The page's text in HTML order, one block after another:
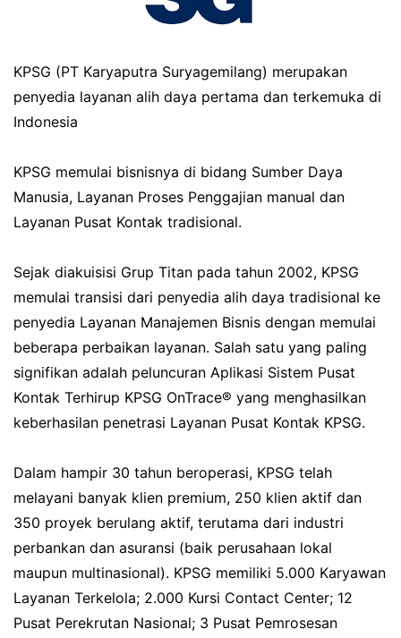
KPSG (PT Karyaputra Suryagemilang) merupakan
penyedia layanan alih daya pertama dan terkemuka di
Indonesia
KPSG memulai bisnisnya di bidang Sumber Daya
Manusia, Layanan Proses Penggajian manual dan
Layanan Pusat Kontak tradisional.
Sejak diakuisisi Grup Titan pada tahun 2002, KPSG
memulai transisi dari penyedia alih daya tradisional ke
penyedia Layanan Manajemen Bisnis dengan memulai
beberapa perbaikan layanan. Salah satu yang paling
signifikan adalah peluncuran Aplikasi Sistem Pusat
Kontak Terhirup KPSG OnTrace® yang menghasilkan
keberhasilan penetrasi Layanan Pusat Kontak KPSG.
Dalam hampir 30 tahun beroperasi, KPSG telah
melayani banyak klien premium, 250 klien aktif dan
350 proyek berulang aktif, terutama dari industri
perbankan dan asuransi (baik perusahaan lokal
maupun multinasional). KPSG memiliki 5.000 Karyawan
Layanan Terkelola; 2.000 Kursi Contact Center; 12
Pusat Perekrutan Nasional; 3 Pusat Pemrosesan